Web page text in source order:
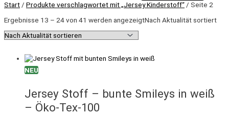
Start / Produkte verschlagwortet mit „Jersey Kinderstoff“ / Seite 2
Ergebnisse 13 – 24 von 41 werden angezeigtNach Aktualität sortiert
NEU
Jersey Stoff – bunte Smileys in weiß
– Öko-Tex-100